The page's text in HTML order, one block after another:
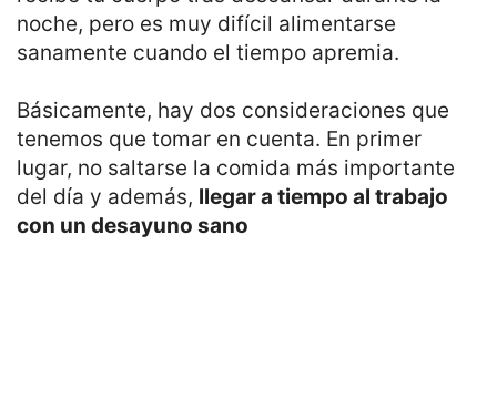
noche, pero es muy difícil alimentarse
sanamente cuando el tiempo apremia.
Básicamente, hay dos consideraciones que
tenemos que tomar en cuenta. En primer
lugar, no saltarse la comida más importante
del día y además, llegar a tiempo al trabajo
con un desayuno sano